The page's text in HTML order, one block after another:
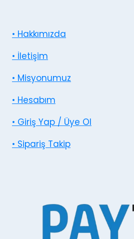
• Hakkımızda
• İletişim
• Misyonumuz
• Hesabım
• Giriş Yap / Üye Ol
• Sipariş Takip